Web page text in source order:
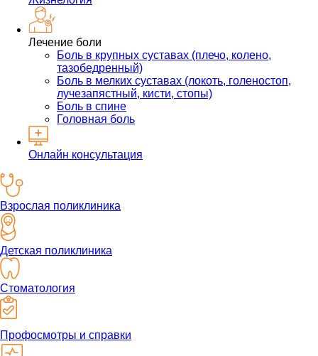
Лечение боли
Боль в крупных суставах (плечо, колено,
тазобедренный)
Боль в мелких суставах (локоть, голеностоп,
лучезапястный, кисти, стопы)
Боль в спине
Головная боль
Онлайн консультация
Взрослая поликлиника
Детская поликлиника
Стоматология
Профосмотры и справки